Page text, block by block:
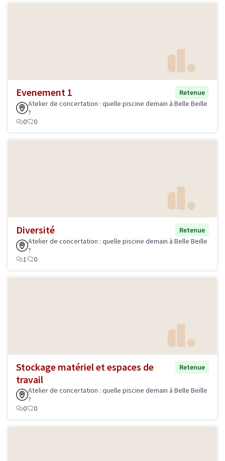
Evenement 1
Retenue
Atelier de concertation : quelle piscine demain à Belle Beille
?
0
0
Diversité
Retenue
Atelier de concertation : quelle piscine demain à Belle Beille
?
1
0
Stockage matériel et espaces de
travail
Retenue
Atelier de concertation : quelle piscine demain à Belle Beille
?
0
0